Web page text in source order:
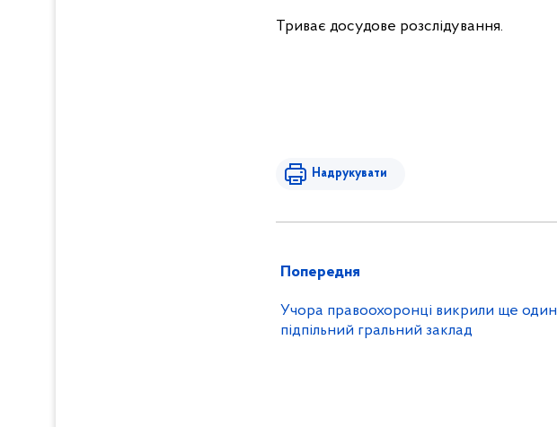
Триває досудове розслідування.
Надрукувати
Попередня
Учора правоохоронці викрили ще один
підпільний гральний заклад